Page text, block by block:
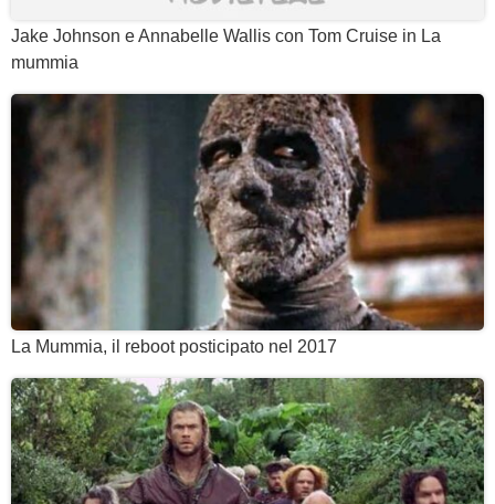
Jake Johnson e Annabelle Wallis con Tom Cruise in La
mummia
La Mummia, il reboot posticipato nel 2017